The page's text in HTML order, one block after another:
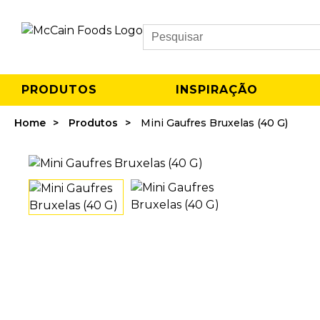
Search
PRODUTOS INSPIRAÇÃO
Home Produtos Mini Gaufres Bruxelas (40 G)